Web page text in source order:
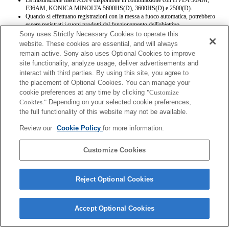
F36AM, KONICA MINOLTA 5600HS(D), 3600HS(D) e 2500(D).
Quando si effettuano registrazioni con la messa a fuoco automatica, potrebbero
essere registrati i suoni prodotti dal funzionamento dell'obiettivo.
Terms of Use Contact Us
Sony uses Strictly Necessary Cookies to operate this
website. These cookies are essential, and will always
remain active. Sony also uses Optional Cookies to improve
site functionality, analyze usage, deliver advertisements and
interact with third parties. By using this site, you agree to
the placement of Optional Cookies. You can manage your
cookie preferences at any time by clicking "Customize
Cookies." Depending on your selected cookie preferences,
the full functionality of this website may not be available.
Review our Cookie Policyfor more information.
Customize Cookies
Reject Optional Cookies
Accept Optional Cookies